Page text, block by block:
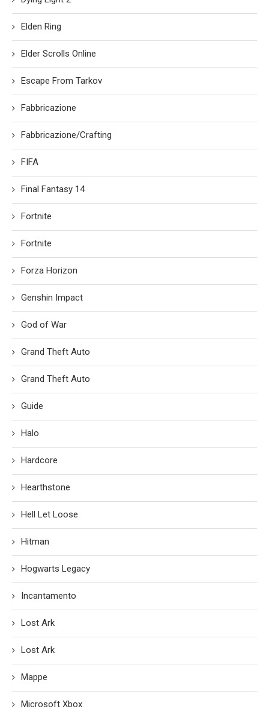
Elden Ring
Elder Scrolls Online
Escape From Tarkov
Fabbricazione
Fabbricazione/Crafting
FIFA
Final Fantasy 14
Fortnite
Fortnite
Forza Horizon
Genshin Impact
God of War
Grand Theft Auto
Grand Theft Auto
Guide
Halo
Hardcore
Hearthstone
Hell Let Loose
Hitman
Hogwarts Legacy
Incantamento
Lost Ark
Lost Ark
Mappe
Microsoft Xbox